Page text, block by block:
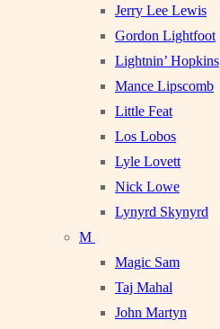
Jerry Lee Lewis
Gordon Lightfoot
Lightnin’ Hopkins
Mance Lipscomb
Little Feat
Los Lobos
Lyle Lovett
Nick Lowe
Lynyrd Skynyrd
M
Magic Sam
Taj Mahal
John Martyn